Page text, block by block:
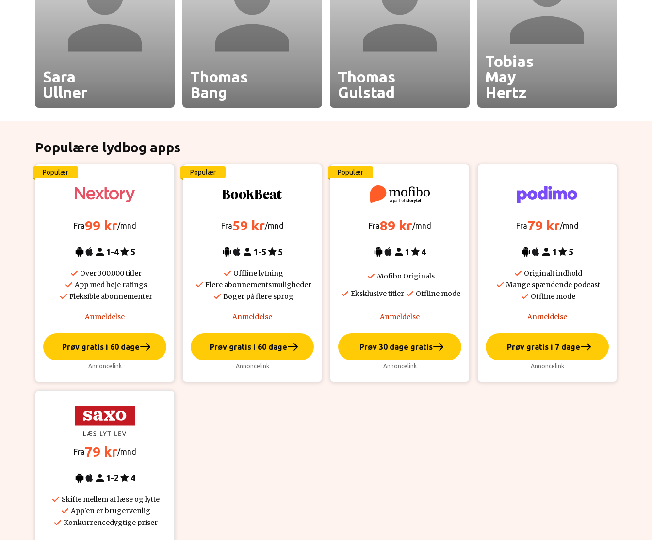
Sara
Ullner
Thomas
Bang
Thomas
Gulstad
Tobias
May
Hertz
Populære lydbog apps
Populær
Fra99 kr/mnd
1-4 5
Over 300.000 titler
App med høje ratings
Fleksible abonnementer
Anmeldelse
Prøv gratis i 60 dage
Annoncelink
Populær
Fra59 kr/mnd
1-5 5
Offline lytning
Flere abonnementsmuligheder
Bøger på flere sprog
Anmeldelse
Prøv gratis i 60 dage
Annoncelink
Populær
Fra89 kr/mnd
1 4
Mofibo Originals
Eksklusive titler
Offline mode
Anmeldelse
Prøv 30 dage gratis
Annoncelink
Fra79 kr/mnd
1 5
Originalt indhold
Mange spændende podcast
Offline mode
Anmeldelse
Prøv gratis i 7 dage
Annoncelink
Fra79 kr/mnd
1-2 4
Skifte mellem at læse og lytte
App'en er brugervenlig
Konkurrencedygtige priser